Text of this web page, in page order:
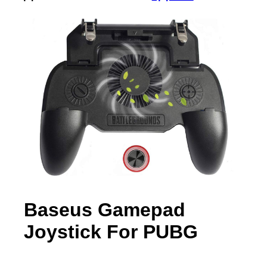
Baseus Gamepad
Joystick For PUBG